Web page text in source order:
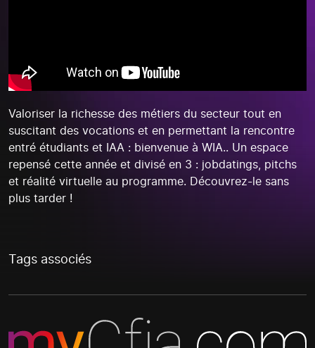
Valoriser la richesse des métiers du secteur tout en
suscitant des vocations et en permettant la rencontre
entré étudiants et IAA : bienvenue à WIA.. Un espace
repensé cette année et divisé en 3 : jobdatings, pitchs
et réalité virtuelle au programme. Découvrez-le sans
plus tarder !
Tags associés